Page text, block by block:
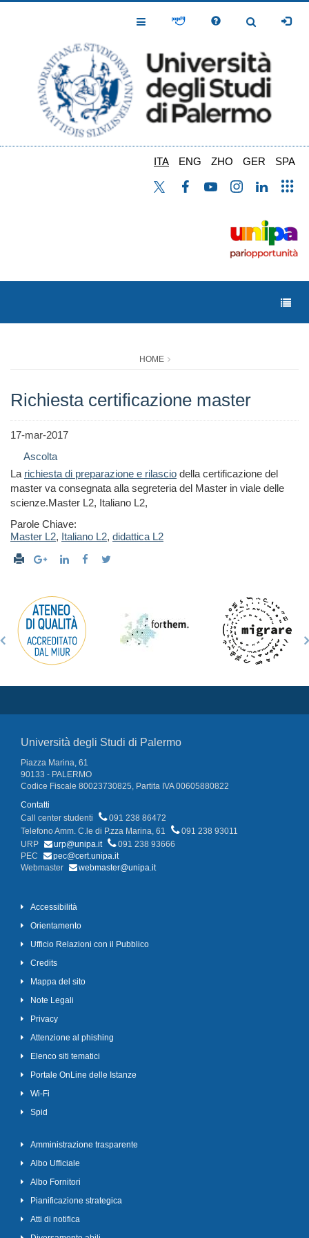
Toggle
Toggle
ITA ENG ZHO GER SPA
HOME
Richiesta certificazione master
17-mar-2017
Ascolta
La richiesta di preparazione e rilascio della certificazione del
master va consegnata alla segreteria del Master in viale delle
scienze.Master L2, Italiano L2,
Parole Chiave:
Master L2, Italiano L2, didattica L2
Università degli Studi di Palermo
Piazza Marina, 61
90133 - PALERMO
Codice Fiscale 80023730825, Partita IVA 00605880822
Contatti
Call center studenti
091 238 86472
Telefono Amm. C.le di P.zza Marina, 61
091 238 93011
URP
urp@unipa.it
091 238 93666
PEC
pec@cert.unipa.it
Webmaster
webmaster@unipa.it
Accessibilità
Orientamento
Ufficio Relazioni con il Pubblico
Credits
Mappa del sito
Note Legali
Privacy
Attenzione al phishing
Elenco siti tematici
Portale OnLine delle Istanze
Wi-Fi
Spid
Amministrazione trasparente
Albo Ufficiale
Albo Fornitori
Pianificazione strategica
Atti di notifica